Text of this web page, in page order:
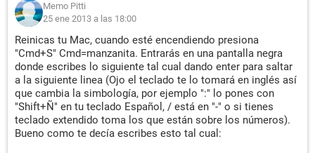
Memo Pitti
25 ene 2013 a las 18:00
Reinicas tu Mac, cuando esté encendiendo presiona
"Cmd+S" Cmd=manzanita. Entrarás en una pantalla negra
donde escribes lo siguiente tal cual dando enter para saltar
a la siguiente linea (Ojo el teclado te lo tomará en inglés así
que cambia la simbología, por ejemplo ":" lo pones con
"Shift+Ñ" en tu teclado Español, / está en "-" o si tienes
teclado extendido toma los que están sobre los números).
Bueno como te decía escribes esto tal cual: